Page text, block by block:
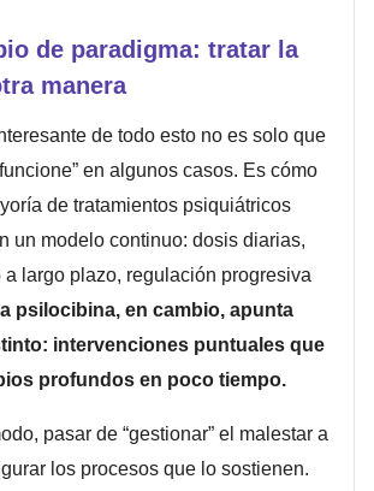
de paradigma: tratar la
manera
de todo esto no es solo que
en algunos casos. Es cómo
de tratamientos psiquiátricos
un modelo continuo: dosis diarias,
a largo plazo, regulación progresiva
psilocibina, en cambio, apunta
intervenciones puntuales que
profundos en poco tiempo.
pasar de “gestionar” el malestar a
los procesos que lo sostienen.